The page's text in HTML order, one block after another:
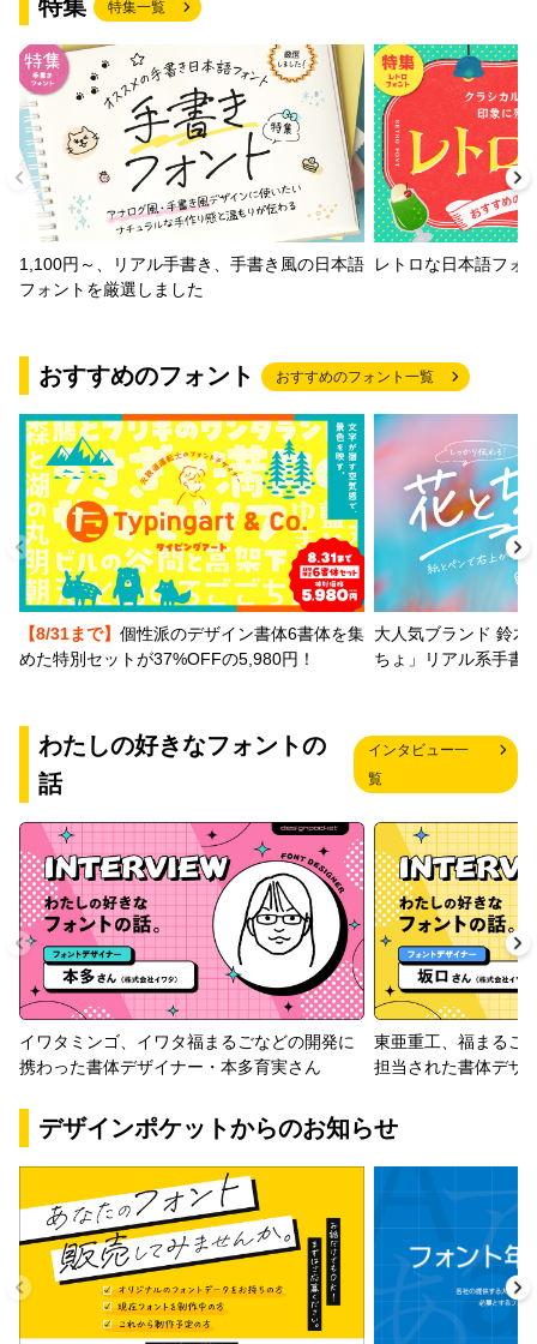
特集 特集一覧
1,100円～、リアル手書き、手書き風の日本語
フォントを厳選しました
レトロな日本語フォ
おすすめのフォント おすすめのフォント一覧
【8/31まで】 個性派のデザイン書体6書体を集
めた特別セットが37%OFFの5,980円！
大人気ブランド 鈴木
ちょ」リアル系手書
わたしの好きなフォントの
話
インタビュー一
覧
イワタミンゴ、イワタ福まるごなどの開発に
携わった書体デザイナー・本多育実さん
東亜重工、福まるご
担当された書体デザ
デザインポケットからのお知らせ